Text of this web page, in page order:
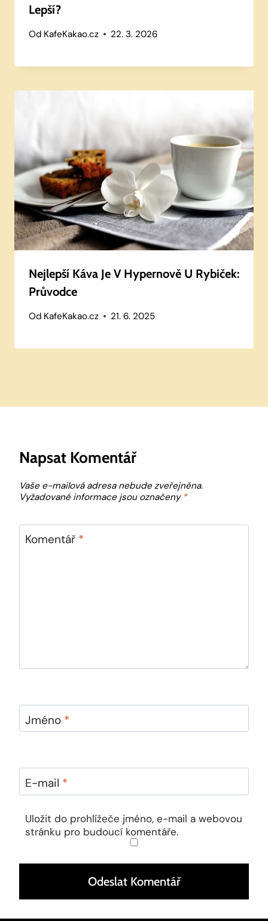
Lepší?
Od KafeKakao.cz 22. 3. 2026
Nejlepší Káva Je V Hypernově U Rybiček:
Průvodce
Od KafeKakao.cz 21. 6. 2025
Napsat Komentář
Vaše e-mailová adresa nebude zveřejněna.
Vyžadované informace jsou označeny *
Komentář *
Jméno *
E-mail *
Uložit do prohlížeče jméno, e-mail a webovou
stránku pro budoucí komentáře.